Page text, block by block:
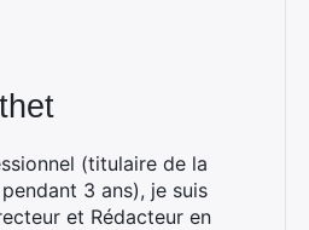
(titulaire de la
3 ans), je suis
et Rédacteur en